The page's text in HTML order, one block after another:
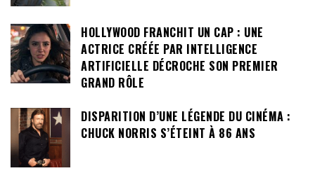
HOLLYWOOD FRANCHIT UN CAP : UNE
ACTRICE CRÉÉE PAR INTELLIGENCE
ARTIFICIELLE DÉCROCHE SON PREMIER
GRAND RÔLE
DISPARITION D’UNE LÉGENDE DU CINÉMA :
CHUCK NORRIS S’ÉTEINT À 86 ANS